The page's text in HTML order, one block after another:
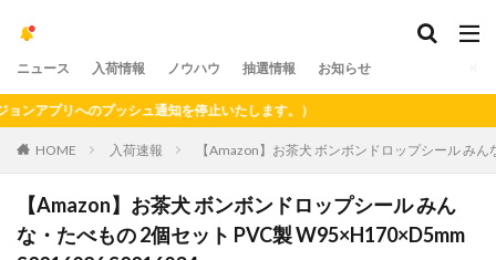
ニュース 入荷情報 ノウハウ 抽選情報 お知らせ
リへのプッシュ通知を停止いたします。）
HOME 入荷速報 【Amazon】お茶犬 ボンボンドロップシール み
【Amazon】お茶犬 ボンボンドロップシール みん
な・たべもの 2個セット PVC製 W95×H170×D5mm